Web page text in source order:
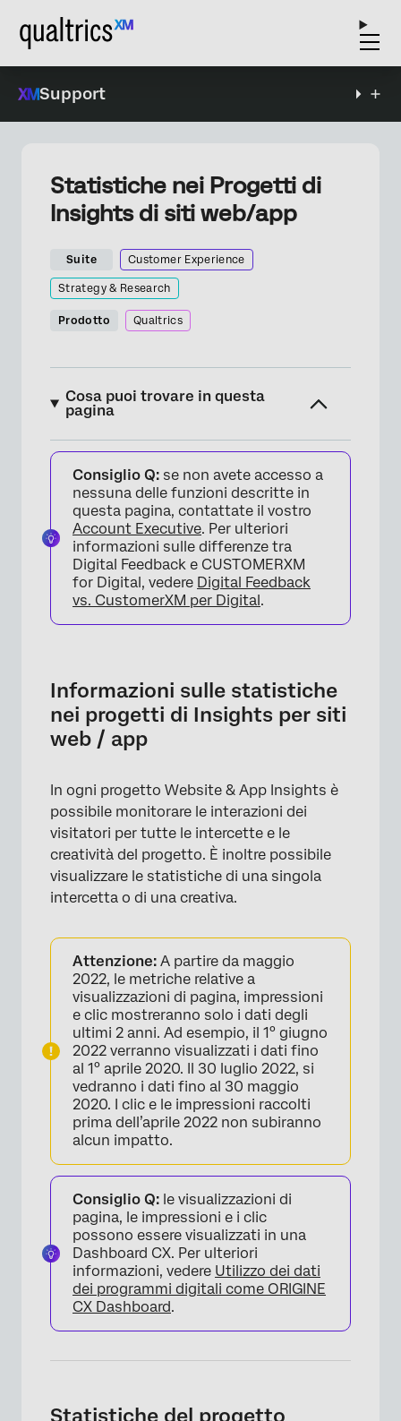
Support
Statistiche nei Progetti di
Insights di siti web/app
Suite Customer Experience
Strategy & Research
Prodotto Qualtrics
Cosa puoi trovare in questa
pagina
Informazioni sulle statistiche nei progetti di
Insights per siti web / app
Statistiche del progetto
Scheda Statistiche Intercettazioni
Scheda Statistiche dell’editor di
intercettazioni
Impressioni
Visualizzazioni pagina
Utilizzo della scheda Statistiche
Consiglio Q: se non avete accesso a
nessuna delle funzioni descritte in
questa pagina, contattate il vostro
Account Executive. Per ulteriori
informazioni sulle differenze tra
Digital Feedback e CUSTOMERXM
for Digital, vedere Digital Feedback
vs. CustomerXM per Digital.
Informazioni sulle statistiche
nei progetti di Insights per siti
web / app
In ogni progetto Website & App Insights è
possibile monitorare le interazioni dei
visitatori per tutte le intercette e le
creatività del progetto. È inoltre possibile
visualizzare le statistiche di una singola
intercetta o di una creativa.
Attenzione: A partire da maggio
2022, le metriche relative a
visualizzazioni di pagina, impressioni
e clic mostreranno solo i dati degli
ultimi 2 anni. Ad esempio, il 1° giugno
2022 verranno visualizzati i dati fino
al 1° aprile 2020. Il 30 luglio 2022, si
vedranno i dati fino al 30 maggio
2020. I clic e le impressioni raccolti
prima dell’aprile 2022 non subiranno
alcun impatto.
Consiglio Q: le visualizzazioni di
pagina, le impressioni e i clic
possono essere visualizzati in una
Dashboard CX. Per ulteriori
informazioni, vedere Utilizzo dei dati
dei programmi digitali come ORIGINE
CX Dashboard.
Statistiche del progetto